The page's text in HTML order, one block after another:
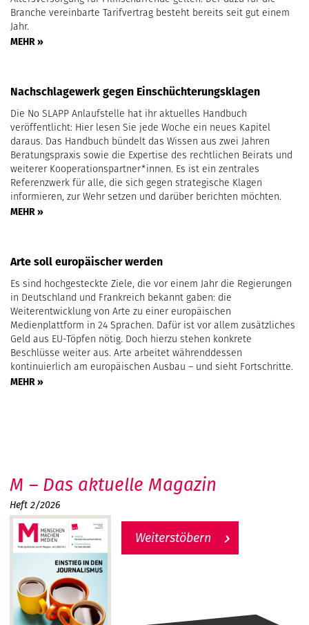
Branche vereinbarte Tarifvertrag besteht bereits seit gut einem
Jahr.
MEHR »
Nachschlagewerk gegen Einschüchterungsklagen
Die No SLAPP Anlaufstelle hat ihr aktuelles Handbuch
veröffentlicht: Hier lesen Sie jede Woche ein neues Kapitel
daraus. Das Handbuch bündelt das Wissen aus zwei Jahren
Beratungspraxis sowie die Expertise des rechtlichen Beirats und
weiterer Kooperationspartner*innen. Es ist ein zentrales
Referenzwerk für alle, die sich gegen strategische Klagen
informieren, zur Wehr setzen und darüber berichten möchten.
MEHR »
Arte soll europäischer werden
Es sind hochgesteckte Ziele, die vor einem Jahr die Regierungen
in Deutschland und Frankreich bekannt gaben: die
Weiterentwicklung von Arte zu einer europäischen
Medienplattform in 24 Sprachen. Dafür ist vor allem zusätzliches
Geld aus EU-Töpfen nötig. Doch hierzu stehen konkrete
Beschlüsse weiter aus. Arte arbeitet währenddessen
kontinuierlich am europäischen Ausbau – und sieht Fortschritte.
MEHR »
M – Das aktuelle Magazin
Heft 2/2026
Weiterstöbern